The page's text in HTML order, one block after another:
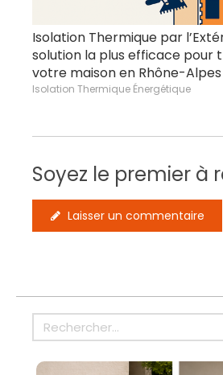
Isolation Thermique par
solution la plus efficace pour
votre maison en Rhône-Alpes
Isolation Thermique Énergétique
Soyez le premier à
Laisser un commentaire
Rechercher